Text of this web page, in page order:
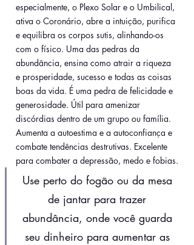
especialmente, o Plexo Solar e o Umbilical,
ativa o Coronário, abre a intuição, purifica
e equilibra os corpos sutis, alinhando-os
com o físico. Uma das pedras da
abundância, ensina como atrair a riqueza
e prosperidade, sucesso e todas as coisas
boas da vida. É uma pedra de felicidade e
generosidade. Útil para amenizar
discórdias dentro de um grupo ou família.
Aumenta a autoestima e a autoconfiança e
combate tendências destrutivas. Excelente
para combater a depressão, medo e fobias.
Use perto do fogão ou da mesa
de jantar para trazer
abundância, onde você guarda
seu dinheiro para aumentar as